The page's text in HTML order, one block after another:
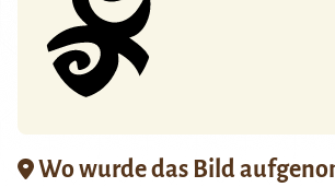
Wo wurde das Bild